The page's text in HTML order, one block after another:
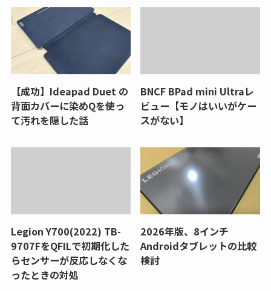
【成功】Ideapad Duet の
背面カバーに染めQを使っ
て汚れを隠した話
BNCF BPad mini Ultraレ
ビュー【モノはいいがケー
スがない】
Legion Y700(2022) TB-
9707FをQFILで初期化した
らセンサーが反応しなくな
ったときの対処
2026年版、8インチ
Androidタブレットの比較
検討